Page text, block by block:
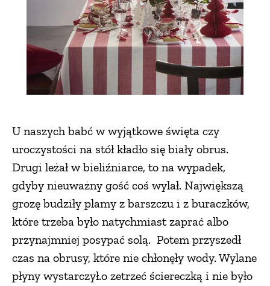
U naszych babć w wyjątkowe święta czy
uroczystości na stół kładło się biały obrus.
Drugi leżał w bieliźniarce, to na wypadek,
gdyby nieuważny gość coś wylał. Największą
grozę budziły plamy z barszczu i z buraczków,
które trzeba było natychmiast zaprać albo
przynajmniej posypać solą. Potem przyszedł
czas na obrusy, które nie chłonęły wody. Wylane
płyny wystarczył.o zetrzeć ściereczką i nie było